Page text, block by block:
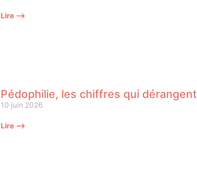
Lire ⟶
Pédophilie, les chiffres qui dérangent
10 juin 2026
Lire ⟶